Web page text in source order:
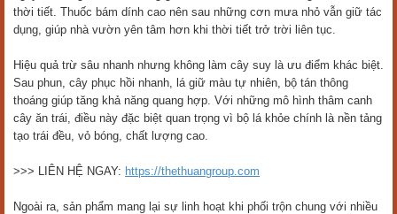
thời tiết. Thuốc bám dính cao nên sau những cơn mưa nhỏ vẫn giữ tác
dụng, giúp nhà vườn yên tâm hơn khi thời tiết trở trời liên tục.
Hiệu quả trừ sâu nhanh nhưng không làm cây suy là ưu điểm khác biệt.
Sau phun, cây phục hồi nhanh, lá giữ màu tự nhiên, bộ tán thông
thoáng giúp tăng khả năng quang hợp. Với những mô hình thâm canh
cây ăn trái, điều này đặc biệt quan trọng vì bộ lá khỏe chính là nền tảng
tạo trái đều, vỏ bóng, chất lượng cao.
>>> LIÊN HỆ NGAY: https://thethuangroup.com
Ngoài ra, sản phẩm mang lại sự linh hoạt khi phối trộn chung với nhiều